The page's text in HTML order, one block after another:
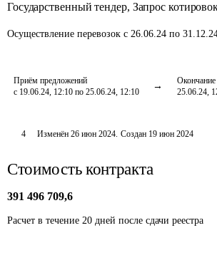
Государственный тендер, Запрос
Осуществление перевозок с 26.06.24 по
Приём предложений
с 19.06.24, 12:10 по 25.06.24, 12:10
Окончание
25.06.24,
4 Изменён 26 июн 2024. Создан 19 июн 2024
Стоимость контракта
391 496 709,6
Расчет в течение 20 дней после сдачи реестра